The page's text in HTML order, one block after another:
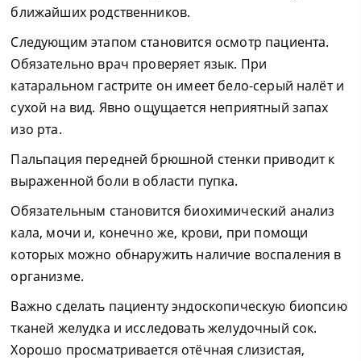
ближайших родственников.
Следующим этапом становится осмотр пациента.
Обязательно врач проверяет язык. При
катаральном гастрите он имеет бело-серый налёт и
сухой на вид. Явно ощущается неприятный запах
изо рта.
Пальпация передней брюшной стенки приводит к
выраженной боли в области пупка.
Обязательным становится биохимический анализ
кала, мочи и, конечно же, крови, при помощи
которых можно обнаружить наличие воспаления в
организме.
Важно сделать пациенту эндоскопическую биопсию
тканей желудка и исследовать желудочный сок.
Хорошо просматривается отёчная слизистая,